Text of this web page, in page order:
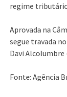
regime
Aprovada na
segue travada
Davi Alcolumbre
Fonte: Agência